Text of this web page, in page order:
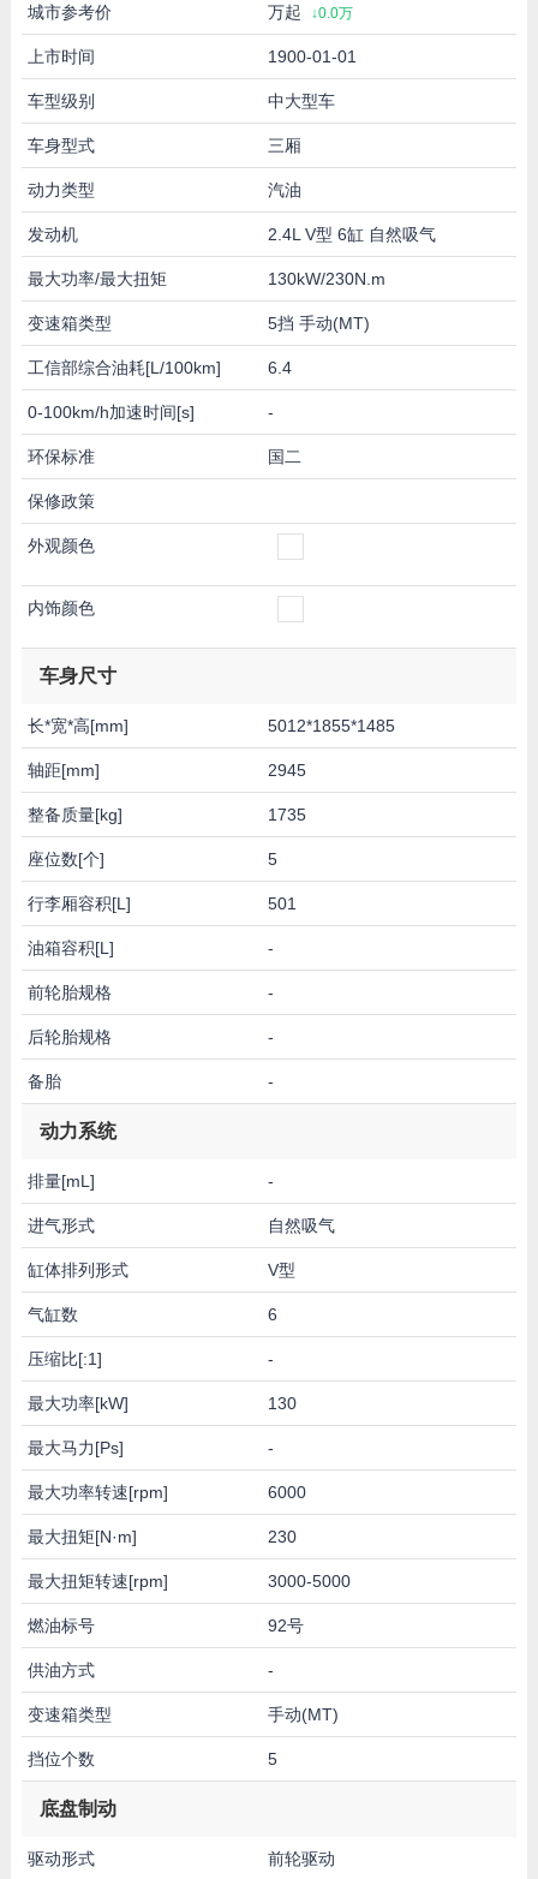
城市参考价 万起 ↓0.0万
上市时间 1900-01-01
车型级别 中大型车
车身型式 三厢
动力类型 汽油
发动机 2.4L V型 6缸 自然吸气
最大功率/最大扭矩 130kW/230N.m
变速箱类型 5挡 手动(MT)
工信部综合油耗[L/100km] 6.4
0-100km/h加速时间[s] -
环保标准 国二
保修政策
外观颜色
内饰颜色
车身尺寸
长*宽*高[mm] 5012*1855*1485
轴距[mm] 2945
整备质量[kg] 1735
座位数[个] 5
行李厢容积[L] 501
油箱容积[L] -
前轮胎规格 -
后轮胎规格 -
备胎 -
动力系统
排量[mL] -
进气形式 自然吸气
缸体排列形式 V型
气缸数 6
压缩比[:1] -
最大功率[kW] 130
最大马力[Ps] -
最大功率转速[rpm] 6000
最大扭矩[N·m] 230
最大扭矩转速[rpm] 3000-5000
燃油标号 92号
供油方式 -
变速箱类型 手动(MT)
挡位个数 5
底盘制动
驱动形式 前轮驱动